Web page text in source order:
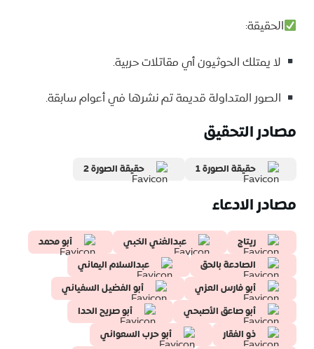
الحقيقة:
لا يمتلك الحوثيون أي مقاتلات حربية.
الصور المتداولة قديمة تم نشرها في أعوام سابقة.
مصادر التحقيق
حقيقة الصورة 1 حقيقة الصورة 2
مصادر الادعاء
ريتاج عبدالغني الخبي
أبو محمد
الصادعة بالحق
عبدالسلام اليماني
أبو فارس العزي
أبو الفضيل السفياني
أبو صاعق الأصبحي
أبو صريح الحدا
ذو الفقار
أبو حرب السعواني